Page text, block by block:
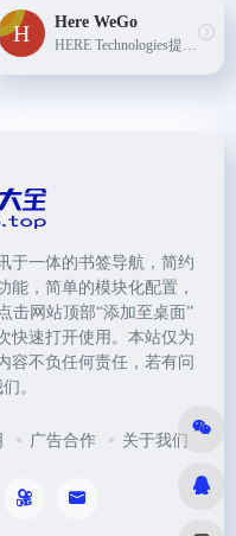
Here WeGo
HERE Technologies提供的地图服务，提供详尽的地图信息和路线规划功能，支持多种交通工具的导航。
于一体的书签导航，简约
能，简单的模块化配置，
击网站顶部“添加至桌面”
快速打开使用。本站仅为
容不负任何责任，若有问
。
广告合作 关于我们